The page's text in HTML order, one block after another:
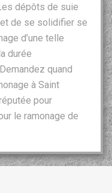
dépôts de suie
de se solidifier se
d’une telle
durée
quand
à Saint
pour
le ramonage de